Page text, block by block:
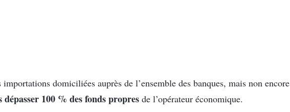
domiciliées auprès de l’ensemble des banques, mais non encore
dépasser 100 % des fonds propres de l’opérateur économique.